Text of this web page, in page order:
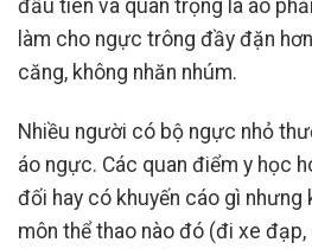
đầu tiên và quan trọng là áo
làm cho ngực trông đầy đặn
căng, không nhăn nhúm.
Nhiều người có bộ ngực nhỏ
áo ngực. Các quan điểm y học
đối hay có khuyến cáo gì nhưng
môn thể thao nào đó (đi xe